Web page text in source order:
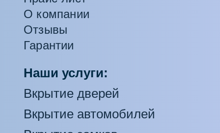
О компании
Отзывы
Гарантии
Наши услуги:
Вкрытие дверей
Вкрытие автомобилей